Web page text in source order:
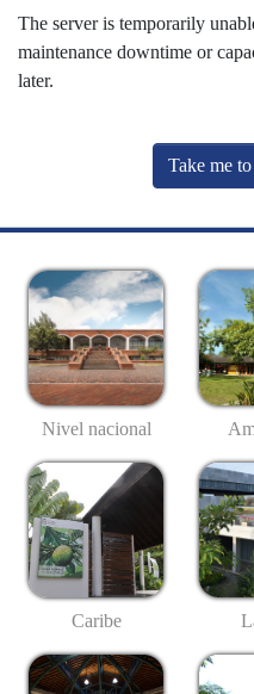
The server is temporarily
maintenance downtime or
later.
Take me
Nivel nacional
Caribe